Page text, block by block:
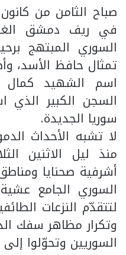
في ريف دمشق
السوري المبتهج
تمثال حافظ الأسد،
اسم الشهيد كمال
السجن الكبير الذي
سوريا الجديدة.
لا تشبه الأحداث
منذ ليل الاثنين
أشرفية صحنايا
السوري الجامع
لتتقدّم النزعات
وتكرار مظاهر سفك
السوريين وتحوّلوا